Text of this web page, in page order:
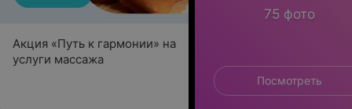
Акция «Путь к гармонии» на
услуги массажа
75 фото
Посмотреть